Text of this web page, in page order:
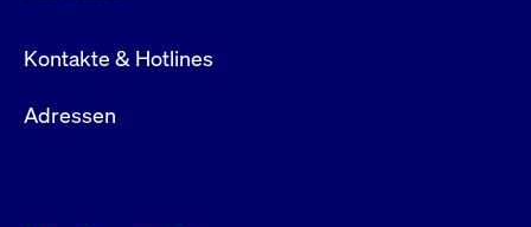
Kontakte & Hotlines
Adressen